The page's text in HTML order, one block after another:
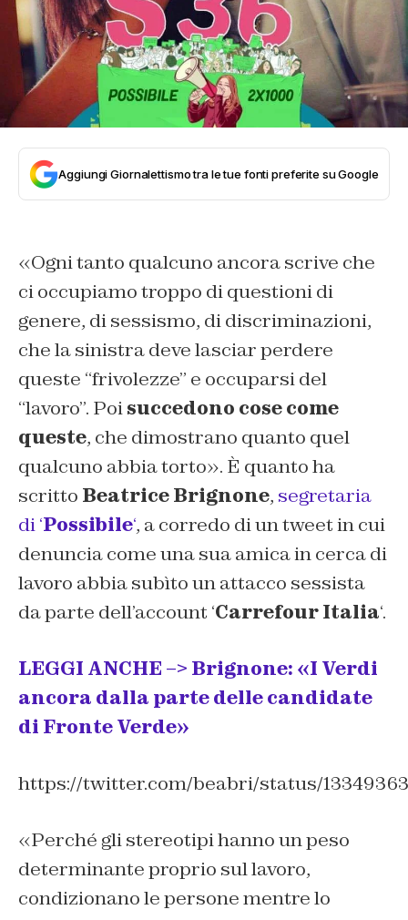
Aggiungi Giornalettismo tra le tue fonti preferite su Google
«Ogni tanto qualcuno ancora scrive che
ci occupiamo troppo di questioni di
genere, di sessismo, di discriminazioni,
che la sinistra deve lasciar perdere
queste “frivolezze” e occuparsi del
“lavoro”. Poisuccedono cose come
queste, che dimostrano quanto quel
qualcuno abbia torto». È quanto ha
scritto Beatrice Brignone, segretaria
di ‘Possibile‘, a corredo di un tweet in cui
denuncia come una sua amica in cerca di
lavoro abbia subìto un attacco sessista
da parte dell’account ‘Carrefour Italia‘.
LEGGI ANCHE –> Brignone: «I Verdi
ancora dalla parte delle candidate
di Fronte Verde»
https://twitter.com/beabri/status/
«Perché gli stereotipi hanno un peso
determinante proprio sul lavoro,
condizionano le persone mentre lo